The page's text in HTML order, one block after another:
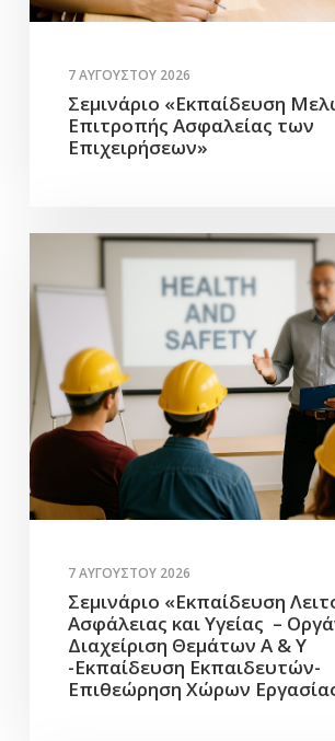
7 ΑΥΓΟΎΣΤΟΥ 2026
Σεμινάριο «Εκπαίδευση
Επιτροπής Ασφαλείας των
Επιχειρήσεων»
7 ΑΥΓΟΎΣΤΟΥ 2026
Σεμινάριο «Εκπαίδευση
Ασφάλειας και Υγείας –
Διαχείριση Θεμάτων Α & Υ
-Εκπαίδευση Εκπαιδευτών-
Επιθεώρηση Χώρων